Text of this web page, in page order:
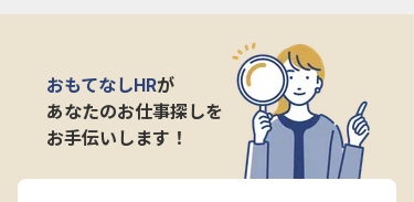
おもてなしHRが
あなたのお仕事探しを
お手伝いします！